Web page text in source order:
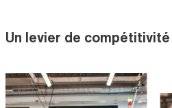
Un levier de compétitivité